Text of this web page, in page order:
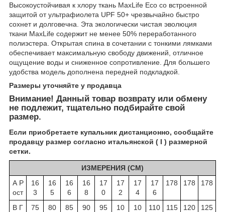
Высокоустойчивая к хлору ткань MaxLife Eco со встроенной
защитой от ультрафиолета UPF 50+ чрезвычайно быстро
сохнет и долговечна. Эта экологически чистая эволюция
ткани MaxLife содержит не менее 50% переработанного
полиэстера. Открытая спина в сочетании с тонкими лямками
обеспечивает максимальную свободу движений, отличное
ощущение воды и сниженное сопротивление. Для большего
удобства модель дополнена передней подкладкой.
Размеры уточняйте у продавца
Внимание! Данный товар возврату или обмену
не подлежит, тщательно подбирайте свой
размер.
Если приобретаете купальник дистанционно, сообщайте
продавцу размер согласно итальянской ( I ) размерной
сетки.
ИЗМЕРЕНИЯ (СМ)
А Р
ост
16
3
16
5
16
6
16
8
17
0
17
2
17
4
17
6
178 178 178
B Г
75 80 85 90 95
10
10
110 115 120 125